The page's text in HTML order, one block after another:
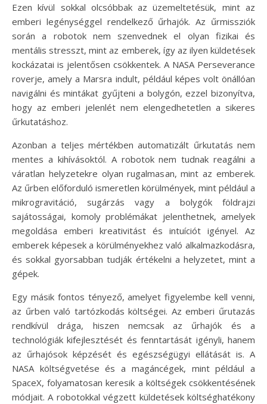
Ezen kívül sokkal olcsóbbak az üzemeltetésük, mint az
emberi legénységgel rendelkező űrhajók. Az űrmissziók
során a robotok nem szenvednek el olyan fizikai és
mentális stresszt, mint az emberek, így az ilyen küldetések
kockázatai is jelentősen csökkentek. A NASA Perseverance
roverje, amely a Marsra indult, például képes volt önállóan
navigálni és mintákat gyűjteni a bolygón, ezzel bizonyítva,
hogy az emberi jelenlét nem elengedhetetlen a sikeres
űrkutatáshoz.
Azonban a teljes mértékben automatizált űrkutatás nem
mentes a kihívásoktól. A robotok nem tudnak reagálni a
váratlan helyzetekre olyan rugalmasan, mint az emberek.
Az űrben előforduló ismeretlen körülmények, mint például a
mikrogravitáció, sugárzás vagy a bolygók földrajzi
sajátosságai, komoly problémákat jelenthetnek, amelyek
megoldása emberi kreativitást és intuíciót igényel. Az
emberek képesek a körülményekhez való alkalmazkodásra,
és sokkal gyorsabban tudják értékelni a helyzetet, mint a
gépek.
Egy másik fontos tényező, amelyet figyelembe kell venni,
az űrben való tartózkodás költségei. Az emberi űrutazás
rendkívül drága, hiszen nemcsak az űrhajók és a
technológiák kifejlesztését és fenntartását igényli, hanem
az űrhajósok képzését és egészségügyi ellátását is. A
NASA költségvetése és a magáncégek, mint például a
SpaceX, folyamatosan keresik a költségek csökkentésének
módjait. A robotokkal végzett küldetések költséghatékony